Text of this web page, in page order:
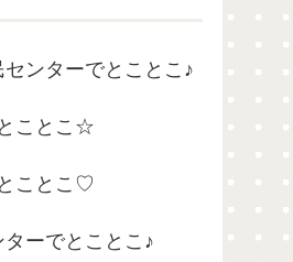
ンターでとことこ♪
ことこ☆
ことこ♡
ーでとことこ♪